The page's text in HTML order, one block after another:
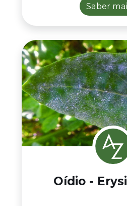
Saber
Oídio -